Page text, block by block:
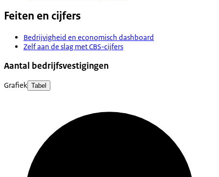
Feiten en cijfers
Bedrijvigheid en economisch dashboard
Zelf aan de slag met CBS-cijfers
Aantal bedrijfsvestigingen
Grafiek Tabel